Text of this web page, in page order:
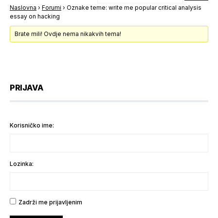
Naslovna › Forumi › Oznake teme: write me popular critical analysis
essay on hacking
Brate mili! Ovdje nema nikakvih tema!
PRIJAVA
Korisničko ime:
Lozinka:
Zadrži me prijavljenim